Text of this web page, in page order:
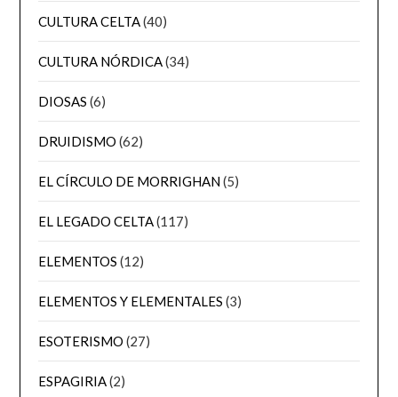
CULTURA CELTA(40)
CULTURA NÓRDICA(34)
DIOSAS (6)
DRUIDISMO (62)
EL CÍRCULO DE MORRIGHAN(5)
EL LEGADO CELTA(117)
ELEMENTOS (12)
ELEMENTOS Y ELEMENTALES (3)
ESOTERISMO (27)
ESPAGIRIA(2)